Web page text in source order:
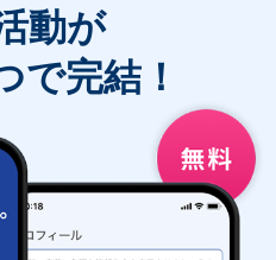
動が
で完結！